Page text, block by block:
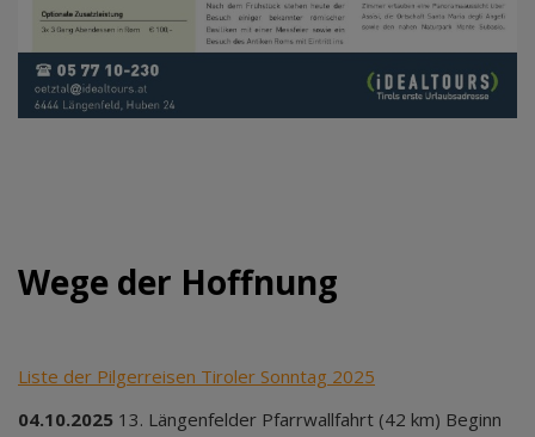
Wege der Hoffnung
Liste der Pilgerreisen Tiroler Sonntag 2025
04.10.2025 13. Längenfelder Pfarrwallfahrt (42 km) Beginn